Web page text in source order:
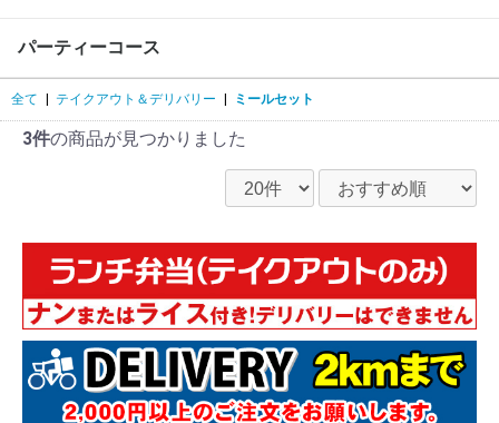
パーティーコース
全て テイクアウト＆デリバリー ミールセット
3件の商品が見つかりました